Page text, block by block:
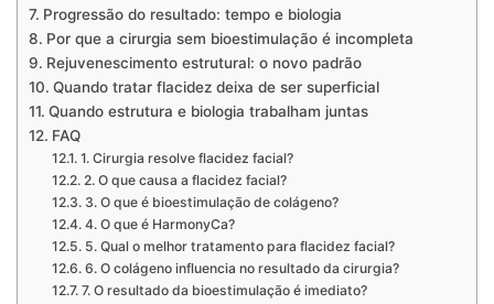
Progressão do resultado: tempo e biologia
Por que a cirurgia sem bioestimulação é incompleta
Rejuvenescimento estrutural: o novo padrão
Quando tratar flacidez deixa de ser superficial
Quando estrutura e biologia trabalham juntas
FAQ
1. Cirurgia resolve flacidez facial?
2. O que causa a flacidez facial?
3. O que é bioestimulação de colágeno?
4. O que é HarmonyCa?
5. Qual o melhor tratamento para flacidez facial?
6. O colágeno influencia no resultado da cirurgia?
7. O resultado da bioestimulação é imediato?